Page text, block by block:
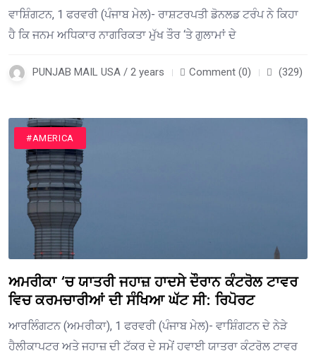
ਵਾਸ਼ਿੰਗਟਨ, 1 ਫਰਵਰੀ (ਪੰਜਾਬ ਮੇਲ)- ਰਾਸ਼ਟਰਪਤੀ ਡੋਨਲਡ ਟਰੰਪ ਨੇ ਕਿਹਾ
ਹੈ ਕਿ ਜਨਮ ਅਧਿਕਾਰ ਨਾਗਰਿਕਤਾ ਮੁੱਖ ਤੌਰ ‘ਤੇ ਗੁਲਾਮਾਂ ਦੇ
PUNJAB MAIL USA / 2 years Comment (0) (329)
#AMERICA
ਅਮਰੀਕਾ ‘ਚ ਯਾਤਰੀ ਜਹਾਜ਼ ਹਾਦਸੇ ਦੌਰਾਨ ਕੰਟਰੋਲ ਟਾਵਰ
ਵਿਚ ਕਰਮਚਾਰੀਆਂ ਦੀ ਸੰਖਿਆ ਘੱਟ ਸੀ: ਰਿਪੋਰਟ
ਆਰਲਿੰਗਟਨ (ਅਮਰੀਕਾ), 1 ਫਰਵਰੀ (ਪੰਜਾਬ ਮੇਲ)- ਵਾਸ਼ਿੰਗਟਨ ਦੇ ਨੇੜੇ
ਹੈਲੀਕਾਪਟਰ ਅਤੇ ਜਹਾਜ਼ ਦੀ ਟੱਕਰ ਦੇ ਸਮੇਂ ਹਵਾਈ ਯਾਤਰਾ ਕੰਟਰੋਲ ਟਾਵਰ